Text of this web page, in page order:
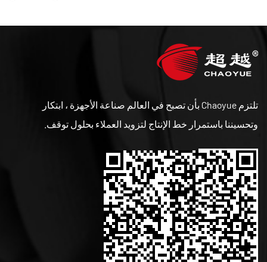
تلتزم Chaoyue بأن تصبح في العالم صناعة الأجهزة ، ابتكار
وتحسيننا باستمرار خط الإنتاج لتزويد العملاء بحلول توقف.